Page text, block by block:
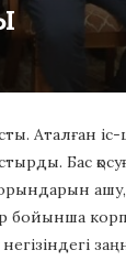
Аталған
Бас
орындарын
бойынша